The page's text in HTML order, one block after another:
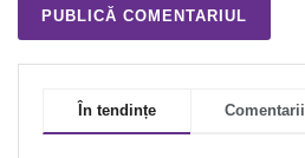
În tendințe Comentarii